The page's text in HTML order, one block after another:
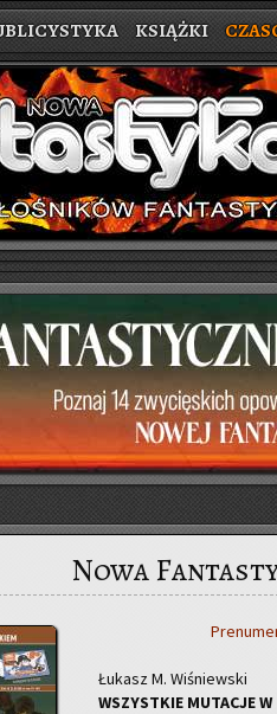
KSIĄŻKI
Nowa
Łu­kasz M. Wi­śniew­ski
WSZYST­KIE MU­TA­CJE